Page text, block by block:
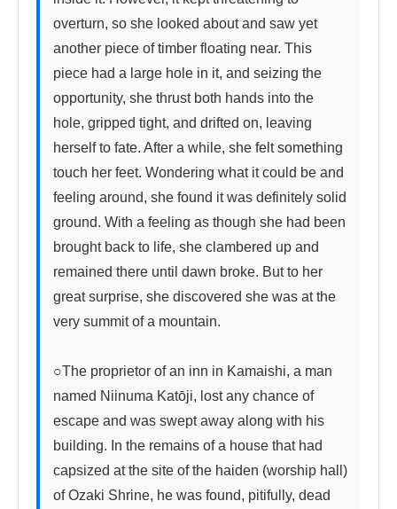
overturn, so she looked about and saw yet
another piece of timber floating near. This
piece had a large hole in it, and seizing the
opportunity, she thrust both hands into the
hole, gripped tight, and drifted on, leaving
herself to fate. After a while, she felt something
touch her feet. Wondering what it could be and
feeling around, she found it was definitely solid
ground. With a feeling as though she had been
brought back to life, she clambered up and
remained there until dawn broke. But to her
great surprise, she discovered she was at the
very summit of a mountain.
○The proprietor of an inn in Kamaishi, a man
named Niinuma Katōji, lost any chance of
escape and was swept away along with his
building. In the remains of a house that had
capsized at the site of the haiden (worship hall)
of Ozaki Shrine, he was found, pitifully, dead